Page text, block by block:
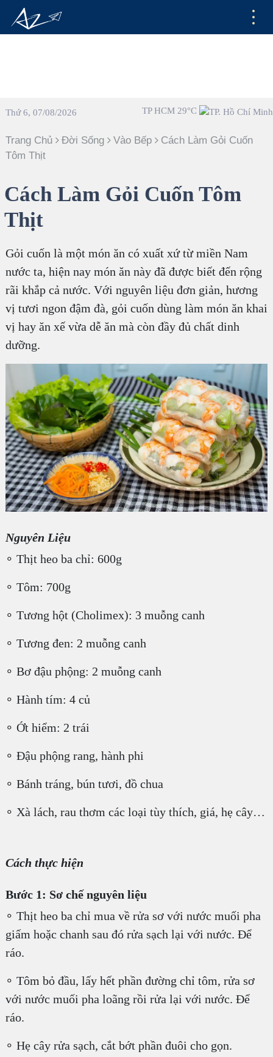
Thứ 6, 07/08/2026 TP HCM 29°C
Trang Chủ Đời Sống Vào Bếp
Cách Làm Gỏi Cuốn
Tôm Thịt
Cách Làm Gỏi Cuốn Tôm
Thịt
Gỏi cuốn là một món ăn có xuất xứ từ miền Nam
nước ta, hiện nay món ăn này đã được biết đến rộng
rãi khắp cả nước. Với nguyên liệu đơn giản, hương
vị tươi ngon đậm đà, gỏi cuốn dùng làm món ăn khai
vị hay ăn xế vừa dễ ăn mà còn đầy đủ chất dinh
dưỡng.
Nguyên Liệu
∘ Thịt heo ba chỉ: 600g
∘ Tôm: 700g
∘ Tương hột (Cholimex): 3 muỗng canh
∘ Tương đen: 2 muỗng canh
∘ Bơ đậu phộng: 2 muỗng canh
∘ Hành tím: 4 củ
∘ Ớt hiểm: 2 trái
∘ Đậu phộng rang, hành phi
∘ Bánh tráng, bún tươi, đồ chua
∘ Xà lách, rau thơm các loại tùy thích, giá, hẹ cây…
Cách thực hiện
Bước 1: Sơ chế nguyên liệu
∘ Thịt heo ba chỉ mua về rửa sơ với nước muối pha
giấm hoặc chanh sau đó rửa sạch lại với nước. Để
ráo.
∘ Tôm bỏ đầu, lấy hết phần đường chỉ tôm, rửa sơ
với nước muối pha loãng rồi rửa lại với nước. Để
ráo.
∘ Hẹ cây rửa sạch, cắt bớt phần đuôi cho gọn.